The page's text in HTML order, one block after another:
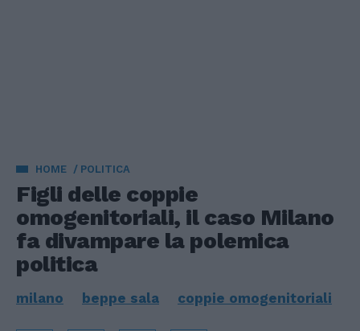
HOME POLITICA
Figli delle coppie
omogenitoriali, il caso Milano
fa divampare la polemica
politica
milano beppe sala coppie omogenitoriali